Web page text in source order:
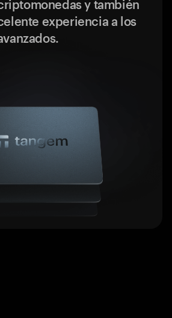
y también
experiencia a los